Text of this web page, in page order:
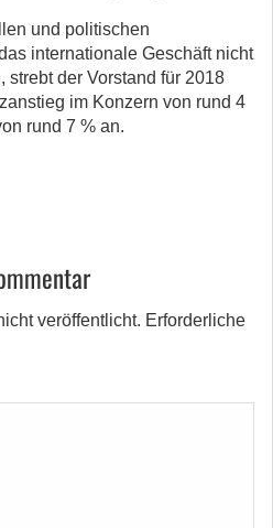
und politischen
internationale Geschäft nicht
der Vorstand für 2018
im Konzern von rund 4
rund 7 % an.
veröffentlicht. Erforderliche